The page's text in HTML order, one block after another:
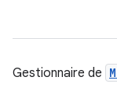
Gestionnaire de